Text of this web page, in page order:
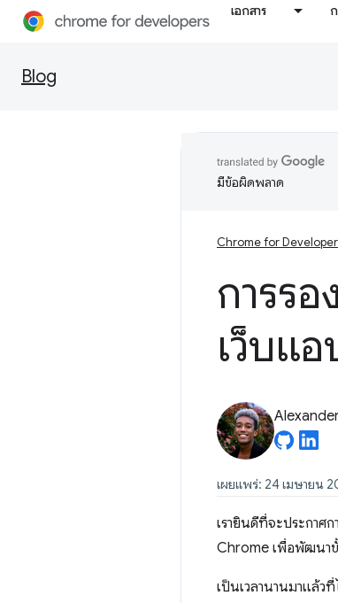
เอกสาร
Blog
มีข้อผิดพลาด
Chrome for
การร
เว็บแอ
เผยแพร่: 24 เมษายน
เรายินดีที่จะประกา
Chrome เพื่อพัฒนา
เป็นเวลานานมาแล้ว